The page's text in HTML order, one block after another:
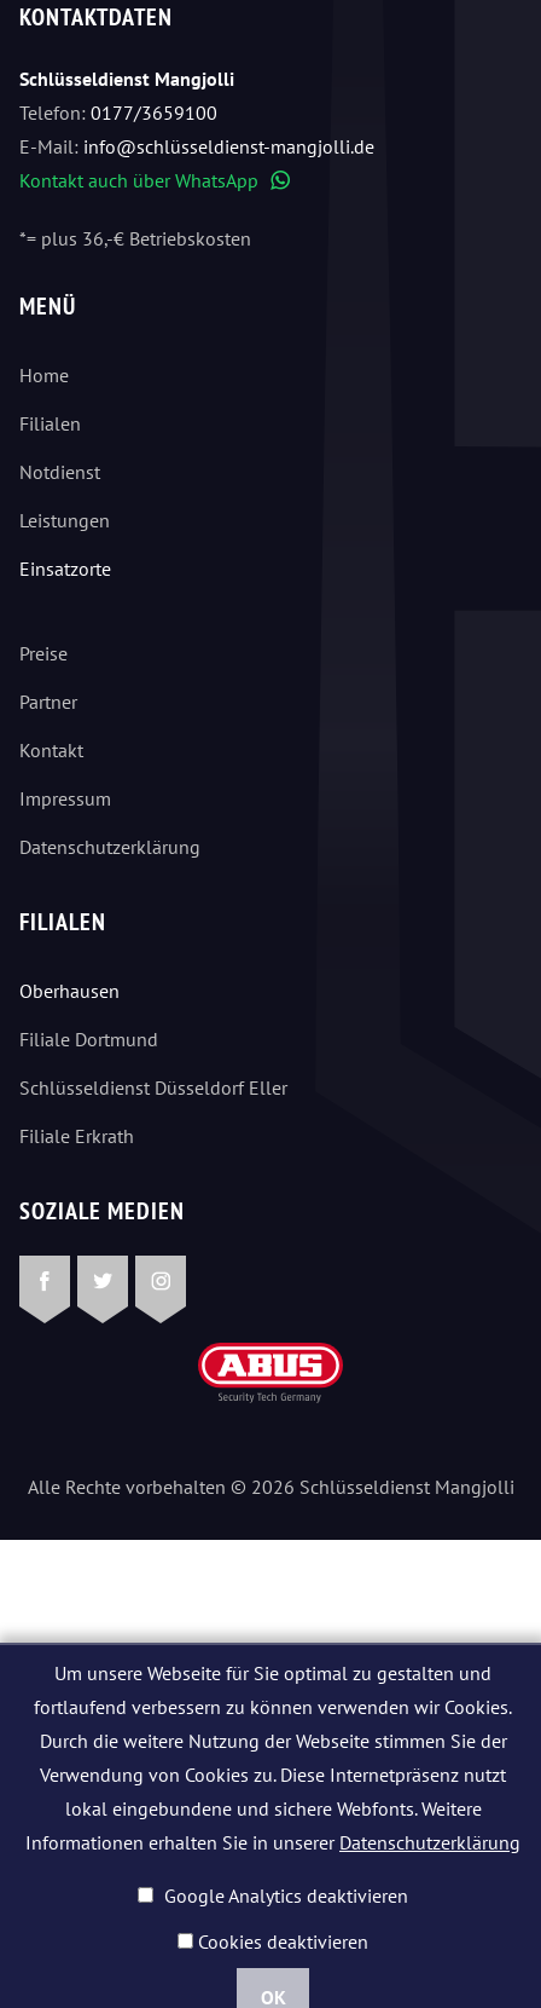
KONTAKTDATEN
Schlüsseldienst Mangjolli
Telefon: 0177/3659100
E-Mail: info@schlüsseldienst-mangjolli.de
Kontakt auch über WhatsApp
*= plus 36,-€ Betriebskosten
MENÜ
Home
Filialen
Notdienst
Leistungen
Einsatzorte
Preise
Partner
Kontakt
Impressum
Datenschutzerklärung
FILIALEN
Oberhausen
Filiale Dortmund
Schlüsseldienst Düsseldorf Eller
Filiale Erkrath
SOZIALE MEDIEN
FacebookTwitterInstagram
Alle Rechte vorbehalten © 2026 Schlüsseldienst Mangjolli
Um unsere Webseite für Sie optimal zu gestalten und
fortlaufend verbessern zu können verwenden wir Cookies.
Durch die weitere Nutzung der Webseite stimmen Sie der
Verwendung von Cookies zu. Diese Internetpräsenz nutzt
lokal eingebundene und sichere Webfonts. Weitere
Informationen erhalten Sie in unserer Datenschutzerklärung
Google Analytics deaktivieren
Cookies deaktivieren
OK